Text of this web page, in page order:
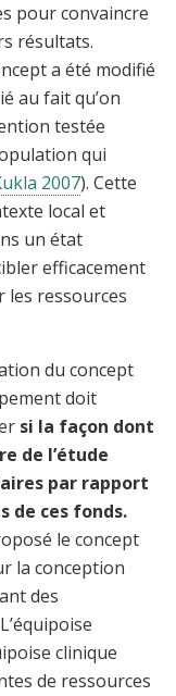
pour convaincre
résultats.
a été modifié
au fait qu’on
testée
qui
2007). Cette
local et
un état
efficacement
ressources
du concept
doit
si la façon dont
de l’étude
par rapport
de ces fonds.
le concept
la conception
des
clinique
de ressources